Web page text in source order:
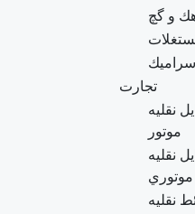
و گچ
تجارت
نقليه
موتور
نقليه
موتوري
نقليه